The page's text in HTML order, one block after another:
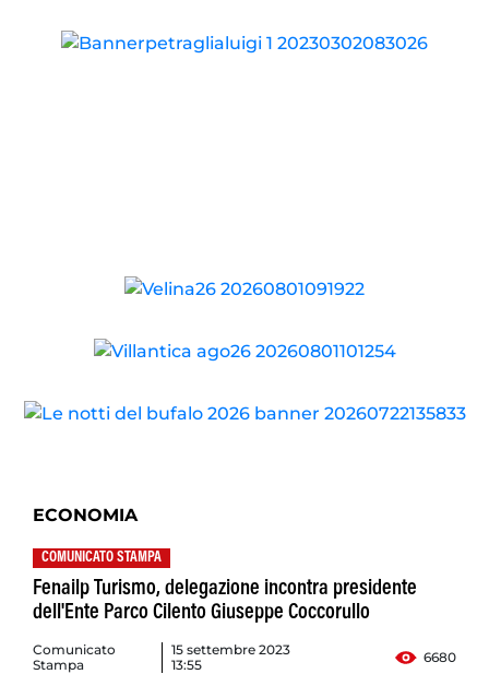
ECONOMIA
COMUNICATO STAMPA
Fenailp Turismo, delegazione incontra presidente
dell'Ente Parco Cilento Giuseppe Coccorullo
Comunicato
Stampa
15 settembre 2023
13:55
6680